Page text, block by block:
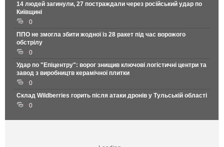
14 людей загинули, 27 постраждали через російський удар по
Київщині
0
ППО не змогла збити жодної із 28 ракет під час ворожого
обстрілу
0
Удар по "Епіцентру": ворог знищив ключові логістичні центри та
завод з виробництв керамічної плитки
0
Склад Wildberries горить після атаки дронів у Тульській області
0